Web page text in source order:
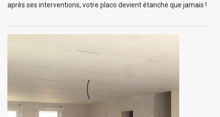
après ses interventions, votre placo devient étanche que jamais !